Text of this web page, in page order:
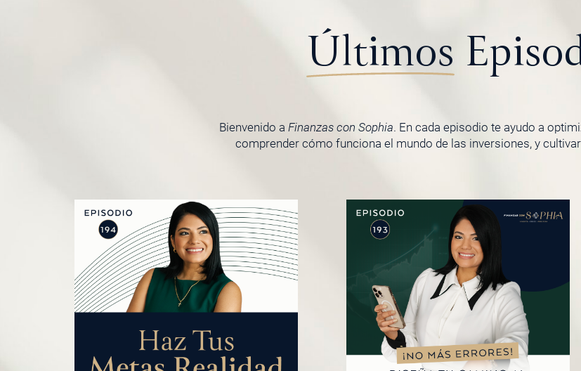
Últimos
Bienvenido a Finanzas con Sophia. En cada episodio te ayudo a
comprender cómo funciona el mundo de las inversiones, y